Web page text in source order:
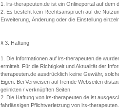
1. lrs-therapeuten.de ist ein Onlineportal auf
2. Es besteht kein Rechtsanspruch auf die
Erweiterung, Änderung oder die Einstellung
§ 3. Haftung
1. Die Informationen auf lrs-therapeuten.de
ermittelt. Für die Richtigkeit und Aktualität der
therapeuten.de ausdrücklich keine Gewähr,
Eigen. Bei Verweisen auf fremde Webseiten
gelinkten / verknüpften Seiten.
2. Die Haftung von lrs-therapeuten.de ist
fahrlässigen Pflichtverletzung von lrs-